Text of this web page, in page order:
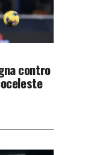
contro